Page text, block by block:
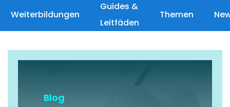
Weiterbildungen
Guides &
Leitfäden
Themen
Blog